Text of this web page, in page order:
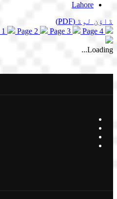
Lahore
ڈاؤن لوڈ (PDF)
Page 2 Page 3 Page 4
Loading...